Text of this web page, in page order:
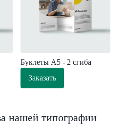
Буклеты А5 - 2 сгиба
Заказать
нашей типографии